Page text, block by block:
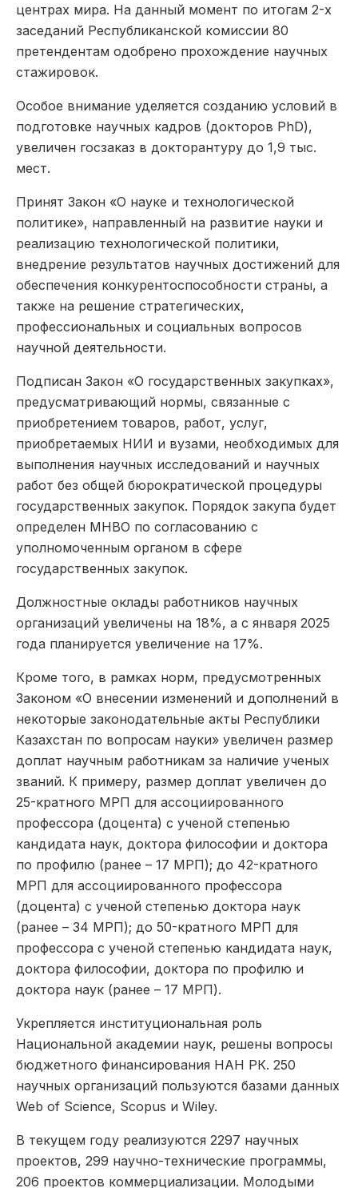
центрах мира. На данный момент по итогам 2-х
заседаний Республиканской комиссии 80
претендентам одобрено прохождение научных
стажировок.
Особое внимание уделяется созданию условий в
подготовке научных кадров (докторов PhD),
увеличен госзаказ в докторантуру до 1,9 тыс.
мест.
Принят Закон «О науке и технологической
политике», направленный на развитие науки и
реализацию технологической политики,
внедрение результатов научных достижений для
обеспечения конкурентоспособности страны, а
также на решение стратегических,
профессиональных и социальных вопросов
научной деятельности.
Подписан Закон «О государственных закупках»,
предусматривающий нормы, связанные с
приобретением товаров, работ, услуг,
приобретаемых НИИ и вузами, необходимых для
выполнения научных исследований и научных
работ без общей бюрократической процедуры
государственных закупок. Порядок закупа будет
определен МНВО по согласованию с
уполномоченным органом в сфере
государственных закупок.
Должностные оклады работников научных
организаций увеличены на 18%, а с января 2025
года планируется увеличение на 17%.
Кроме того, в рамках норм, предусмотренных
Законом «О внесении изменений и дополнений в
некоторые законодательные акты Республики
Казахстан по вопросам науки» увеличен размер
доплат научным работникам за наличие ученых
званий. К примеру, размер доплат увеличен до
25-кратного МРП для ассоциированного
профессора (доцента) с ученой степенью
кандидата наук, доктора философии и доктора
по профилю (ранее – 17 МРП); до 42-кратного
МРП для ассоциированного профессора
(доцента) с ученой степенью доктора наук
(ранее – 34 МРП); до 50-кратного МРП для
профессора с ученой степенью кандидата наук,
доктора философии, доктора по профилю и
доктора наук (ранее – 17 МРП).
Укрепляется институциональная роль
Национальной академии наук, решены вопросы
бюджетного финансирования НАН РК. 250
научных организаций пользуются базами данных
Web of Science, Scopus и Wiley.
В текущем году реализуются 2297 научных
проектов, 299 научно-технические программы,
206 проектов коммерциализации. Молодыми